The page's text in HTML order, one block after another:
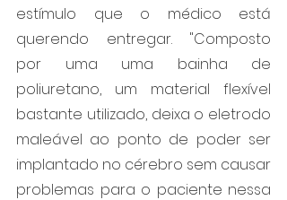
estímulo que o médico está
querendo entregar. "Composto
por uma uma bainha de
poliuretano, um material flexível
bastante utilizado, deixa o eletrodo
maleável ao ponto de poder ser
implantado no cérebro sem causar
problemas para o paciente nessa